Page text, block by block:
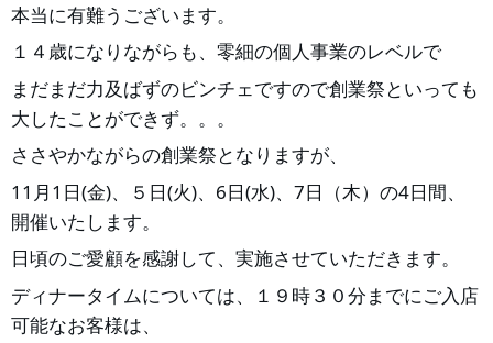
本当に有難うございます。
１４歳になりながらも、零細の個人事業のレベルで
まだまだ力及ばずのビンチェですので創業祭といっても
大したことができず。。。
ささやかながらの創業祭となりますが、
11月1日(金)、５日(火)、6日(水)、7日（木）の4日間、
開催いたします。
日頃のご愛顧を感謝して、実施させていただきます。
ディナータイムについては、１９時３０分までにご入店
可能なお客様は、